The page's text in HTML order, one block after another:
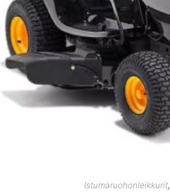
Istumaruohonleikkurit,